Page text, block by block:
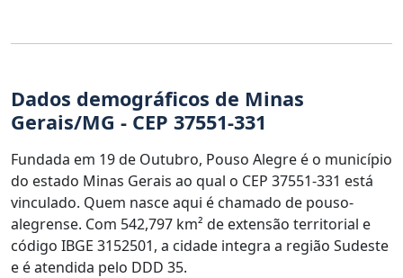
Dados demográficos de Minas
Gerais/MG - CEP 37551-331
Fundada em 19 de Outubro, Pouso Alegre é o município
do estado Minas Gerais ao qual o CEP 37551-331 está
vinculado. Quem nasce aqui é chamado de pouso-
alegrense. Com 542,797 km² de extensão territorial e
código IBGE 3152501, a cidade integra a região Sudeste
e é atendida pelo DDD 35.